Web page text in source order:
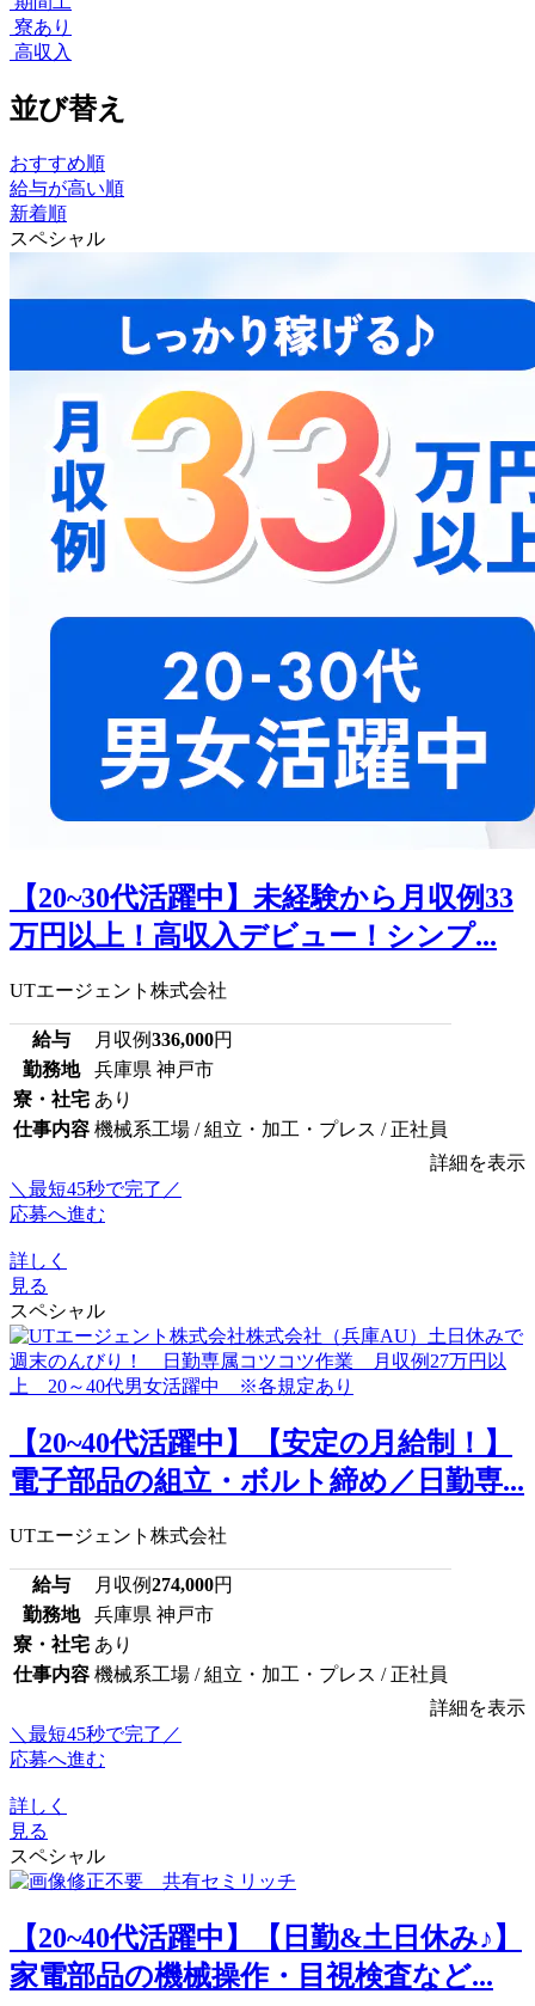
寮あり
高収入
並び替え
おすすめ順
給与が高い順
新着順
スペシャル
【20~30代活躍中】未経験から月収例33
万円以上！高収入デビュー！シンプ...
UTエージェント株式会社
給与 月収例336,000円
勤務地
兵庫県 神戸市
寮・社宅 あり
仕事内容 機械系工場 / 組立・加工・プレス / 正社員
詳細を表示
＼最短45秒で完了／
応募へ進む
詳しく
見る
スペシャル
【20~40代活躍中】【安定の月給制！】
電子部品の組立・ボルト締め／日勤専...
UTエージェント株式会社
給与 月収例274,000円
勤務地
兵庫県 神戸市
寮・社宅 あり
仕事内容 機械系工場 / 組立・加工・プレス / 正社員
詳細を表示
＼最短45秒で完了／
応募へ進む
詳しく
見る
スペシャル
【20~40代活躍中】【日勤&土日休み♪】
家電部品の機械操作・目視検査など...